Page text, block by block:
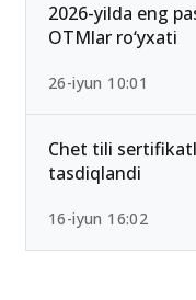
2026-yilda eng
OTMlar ro‘yxati
26-iyun 10:01
Chet tili
tasdiqlandi
16-iyun 16:02